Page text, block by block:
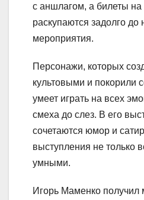
с аншлагом, а билеты на
раскупаются задолго до
мероприятия.
Персонажи, которых
культовыми и покорили
умеет играть на всех
смеха до слез. В его
сочетаются юмор и
выступления не только
умными.
Игорь Маменко получил